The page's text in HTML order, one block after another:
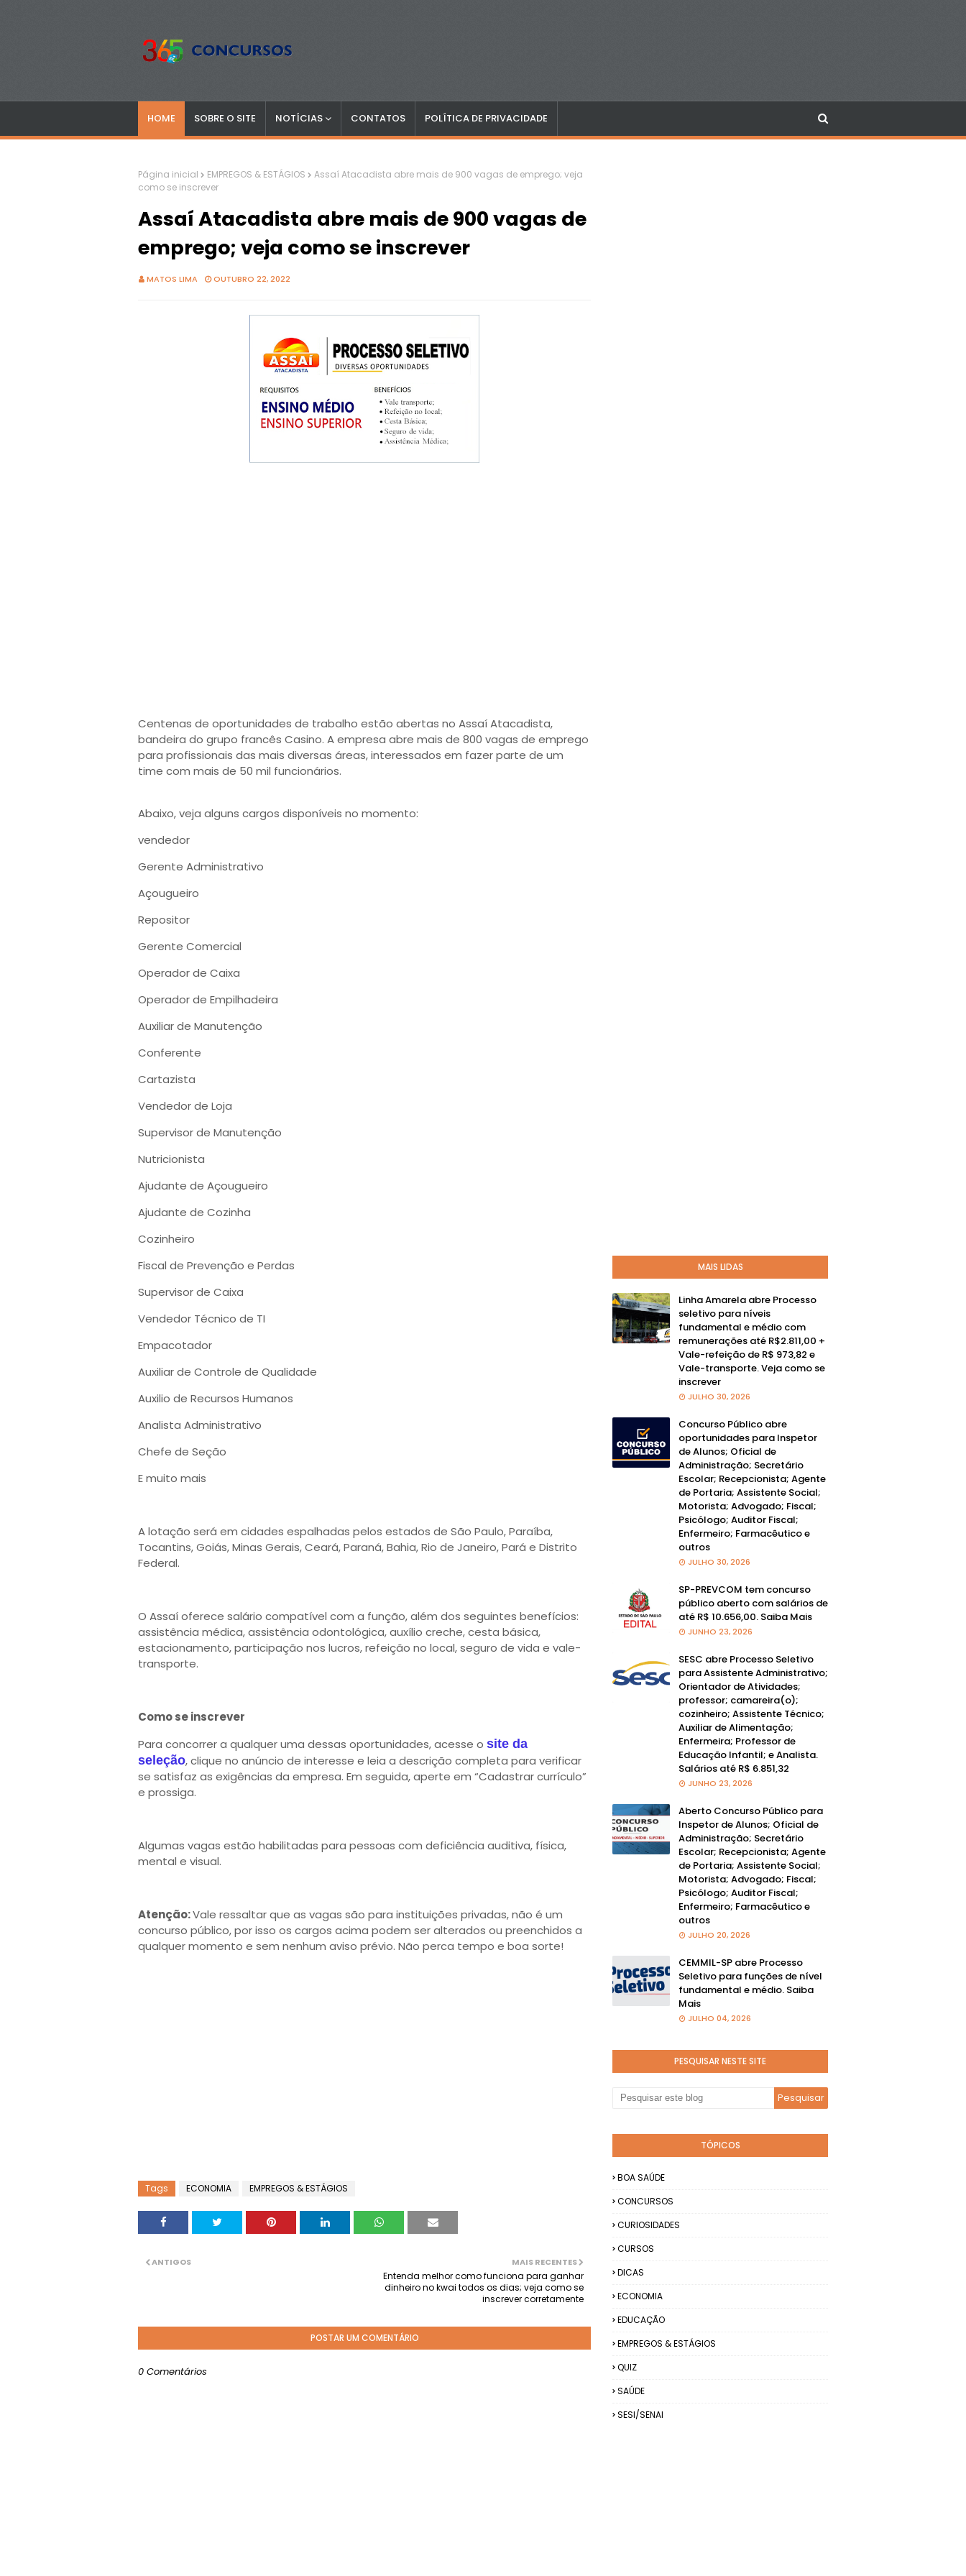
HOME SOBRE O SITE NOTÍCIAS CONTATOS POLÍTICA DE PRIVACIDADE
Página inicial EMPREGOS & ESTÁGIOS
Assaí Atacadista abre mais de 900 vagas de emprego; veja
como se inscrever
Assaí Atacadista abre mais de 900 vagas de
emprego; veja como se inscrever
MATOS LIMA OUTUBRO 22, 2022
Centenas de oportunidades de trabalho estão abertas no Assaí Atacadista,
bandeira do grupo francês Casino. A empresa abre mais de 800 vagas de emprego
para profissionais das mais diversas áreas, interessados em fazer parte de um
time com mais de 50 mil funcionários.
Abaixo, veja alguns cargos disponíveis no momento:
vendedor
Gerente Administrativo
Açougueiro
Repositor
Gerente Comercial
Operador de Caixa
Operador de Empilhadeira
Auxiliar de Manutenção
Conferente
Cartazista
Vendedor de Loja
Supervisor de Manutenção
Nutricionista
Ajudante de Açougueiro
Ajudante de Cozinha
Cozinheiro
Fiscal de Prevenção e Perdas
Supervisor de Caixa
Vendedor Técnico de TI
Empacotador
Auxiliar de Controle de Qualidade
Auxilio de Recursos Humanos
Analista Administrativo
Chefe de Seção
E muito mais
A lotação será em cidades espalhadas pelos estados de São Paulo, Paraíba,
Tocantins, Goiás, Minas Gerais, Ceará, Paraná, Bahia, Rio de Janeiro, Pará e Distrito
Federal.
O Assaí oferece salário compatível com a função, além dos seguintes benefícios:
assistência médica, assistência odontológica, auxílio creche, cesta básica,
estacionamento, participação nos lucros, refeição no local, seguro de vida e vale-
transporte.
Como se inscrever
Para concorrer a qualquer uma dessas oportunidades, acesse o site da
seleção, clique no anúncio de interesse e leia a descrição completa para verificar
se satisfaz as exigências da empresa. Em seguida, aperte em “Cadastrar currículo”
e prossiga.
Algumas vagas estão habilitadas para pessoas com deficiência auditiva, física,
mental e visual.
Atenção:Vale ressaltar que as vagas são para instituições privadas, não é um
concurso público, por isso os cargos acima podem ser alterados ou preenchidos a
qualquer momento e sem nenhum aviso prévio. Não perca tempo e boa sorte!
Tags ECONOMIA EMPREGOS & ESTÁGIOS
MAIS RECENTES
Entenda melhor como funciona para ganhar
dinheiro no kwai todos os dias; veja como se
inscrever corretamente
ANTIGOS
POSTAR UM COMENTÁRIO
0 Comentários
MAIS LIDAS
Linha Amarela abre Processo
seletivo para níveis
fundamental e médio com
remunerações até R$2.811,00 +
Vale-refeição de R$ 973,82 e
Vale-transporte. Veja como se
inscrever
JULHO 30, 2026
Concurso Público abre
oportunidades para Inspetor
de Alunos; Oficial de
Administração; Secretário
Escolar; Recepcionista; Agente
de Portaria; Assistente Social;
Motorista; Advogado; Fiscal;
Psicólogo; Auditor Fiscal;
Enfermeiro; Farmacêutico e
outros
JULHO 30, 2026
SP-PREVCOM tem concurso
público aberto com salários de
até R$ 10.656,00. Saiba Mais
JUNHO 23, 2026
SESC abre Processo Seletivo
para Assistente Administrativo;
Orientador de Atividades;
professor; camareira(o);
cozinheiro; Assistente Técnico;
Auxiliar de Alimentação;
Enfermeira; Professor de
Educação Infantil; e Analista.
Salários até R$ 6.851,32
JUNHO 23, 2026
Aberto Concurso Público para
Inspetor de Alunos; Oficial de
Administração; Secretário
Escolar; Recepcionista; Agente
de Portaria; Assistente Social;
Motorista; Advogado; Fiscal;
Psicólogo; Auditor Fiscal;
Enfermeiro; Farmacêutico e
outros
JULHO 20, 2026
CEMMIL-SP abre Processo
Seletivo para funções de nível
fundamental e médio. Saiba
Mais
JULHO 04, 2026
PESQUISAR NESTE SITE
TÓPICOS
BOA SAÚDE
CONCURSOS
CURIOSIDADES
CURSOS
DICAS
ECONOMIA
EDUCAÇÃO
EMPREGOS & ESTÁGIOS
QUIZ
SAÚDE
SESI/SENAI